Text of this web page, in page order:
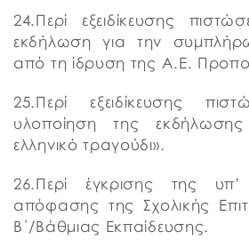
24.Περί εξειδίκευσης
εκδήλωση για την
από τη ίδρυση της Α.Ε.
25.Περί εξειδίκευσης
υλοποίηση της
ελληνικό τραγούδι».
26.Περί έγκρισης της
απόφασης της Σχολικής
Β΄/Βάθμιας Εκπαίδευσης.